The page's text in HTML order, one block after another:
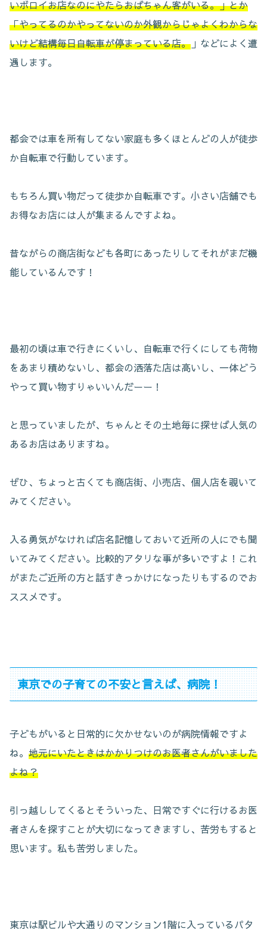
いボロイお店なのにやたらおばちゃん客がいる。」とか
「やってるのかやってないのか外観からじゃよくわからな
いけど結構毎日自転車が停まっている店。 」などによく遭
遇します。
都会では車を所有してない家庭も多くほとんどの人が徒歩
か自転車で行動しています。
もちろん買い物だって徒歩か自転車です。小さい店舗でも
お得なお店には人が集まるんですよね。
昔ながらの商店街なども各町にあったりしてそれがまだ機
能しているんです！
最初の頃は車で行きにくいし、自転車で行くにしても荷物
をあまり積めないし、都会の洒落た店は高いし、一体どう
やって買い物すりゃいいんだーー！
と思っていましたが、ちゃんとその土地毎に探せば人気の
あるお店はありますね。
ぜひ、ちょっと古くても商店街、小売店、個人店を覗いて
みてください。
入る勇気がなければ店名記憶しておいて近所の人にでも聞
いてみてください。比較的アタリな事が多いですよ！これ
がまたご近所の方と話すきっかけになったりもするのでお
ススメです。
東京での子育ての不安と言えば、病院！
子どもがいると日常的に欠かせないのが病院情報ですよ
ね。 地元にいたときはかかりつけのお医者さんがいました
よね？
引っ越ししてくるとそういった、日常ですぐに行けるお医
者さんを探すことが大切になってきますし、苦労もすると
思います。私も苦労しました。
東京は駅ビルや大通りのマンション1階に入っているパタ